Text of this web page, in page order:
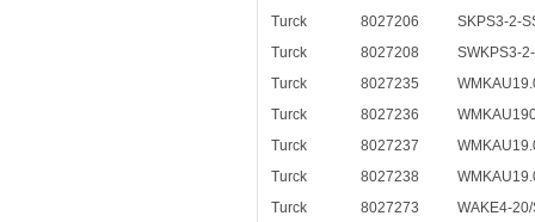
Turck
8027206
SKPS3-2-
Turck
8027208
SWKPS3-
Turck
8027235
Turck
8027236
Turck
8027237
Turck
8027238
Turck
8027273 WAKE4-